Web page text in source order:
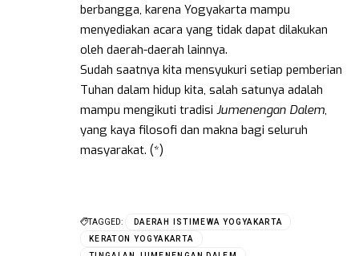
berbangga, karena Yogyakarta mampu
menyediakan acara yang tidak dapat dilakukan
oleh daerah-daerah lainnya.
Sudah saatnya kita mensyukuri setiap pemberian
Tuhan dalam hidup kita, salah satunya adalah
mampu mengikuti tradisi Jumenengan Dalem,
yang kaya filosofi dan makna bagi seluruh
masyarakat. (*)
TAGGED:
DAERAH ISTIMEWA YOGYAKARTA
KERATON YOGYAKARTA